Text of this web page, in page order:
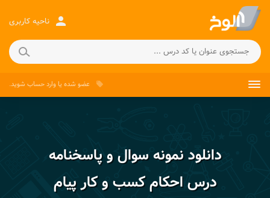
person ناحیه کاربری
local_offer عضو شده یاوارد حساب شوید.
دانلود نمونه سوال و پاسخنامه
درس احکام کسب و کار پیام